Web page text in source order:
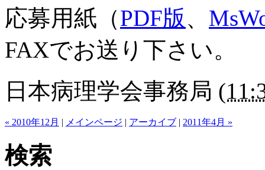
応募用紙（PDF版、
FAXでお送り下さい。
日本病理学会事務局 (
« 2010年12月 | メインページ | アーカイブ | 2011年4月 »
検索